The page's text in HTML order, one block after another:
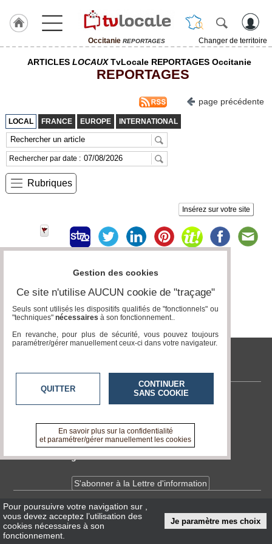
Occitanie REPORTAGES
Changer de territoire
J'adhère
TvLocale
France
RUBRIQUES
Gazette
Médias
du
groupe
Blogs
Prémium
ARTICLES LOCAUXTvLocale REPORTAGES Occitanie
REPORTAGES
page précédente
LOCAL FRANCE EUROPE INTERNATIONAL
Rechercher par date :
Rubriques
Insérez sur votre site
Page 0 / 0
tvlocale.fr
Contactez-nous
A propos de tvlocale.fr
Devenir délégué
S'abonner à la Lettre d'information
InfosCNIL/RGPD
Conditions Générales d'Utilisation
Pour poursuivre votre navigation sur
vous devez acceptez l’utilisation des
cookies nécessaires à son
fonctionnement.
Je paramètre mes choix
Gestion des cookies
Ce site n'utilise AUCUN cookie de "traçage"
Seuls sont utilisés les dispositifs qualifiés de "fonctionnels" ou
"techniques" nécessaires à son fonctionnement..
En revanche, pour plus de sécurité, vous pouvez toujours
paramétrer/gérer manuellement ceux-ci dans votre navigateur.
QUITTER
CONTINUER
SANS COOKIE
En savoir plus sur la confidentialité
et paramétrer/gérer manuellement les cookies